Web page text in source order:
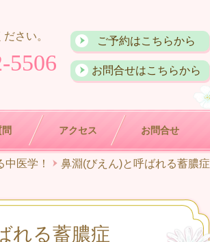
さい。
5506
ご予約はこちらから
お問合せはこちらから
アクセス お問合せ
医学！ 鼻淵(びえん)と呼ばれる蓄膿症
れる蓄膿症